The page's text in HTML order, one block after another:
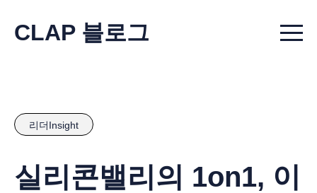
CLAP 블로그 Menu
리더Insight
실리콘밸리의 1on1, 이